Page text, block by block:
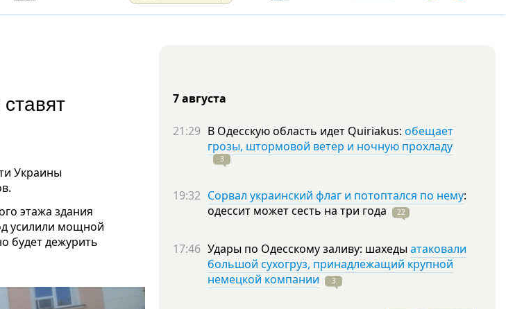
Украины
этажа здания
усилили мощной
будет дежурить
7 августа
21:29 В Одесскую область идет Quiriakus: обещает
грозы, штормовой ветер и ночную прохладу
3
19:32 Сорвал украинский флаг и потоптался по нему:
одессит может сесть на три года 22
17:46 Удары по Одесскому заливу: шахеды атаковали
большой сухогруз, принадлежащий крупной
немецкой компании
3